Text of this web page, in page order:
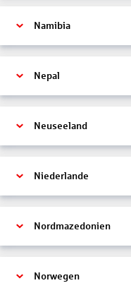
Namibia
Nepal
Neuseeland
Niederlande
Nordmazedonien
Norwegen